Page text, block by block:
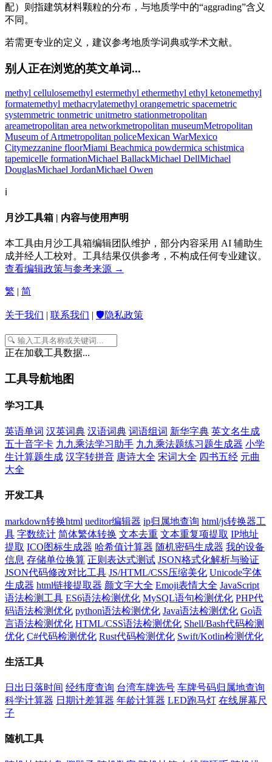
配）则指建筑材料颗粒的分布，与地质学中的“aggrading”含义
不同。
若需更专业的定义，建议参考地质学词典或学术文献。
别人正在浏览的英文单词...
methyl cellulosemethyl estermethyl ethermethyl ethyl ketonemethyl
formatemethyl methacrylatemethyl orangemetric spacemetric
systemmetric tonmetric unitmetro stationmetropolitan
areametropolitan area networkmetropolitan museumMetropolitan
Museum of Artmetropolitan policeMexican WarMexico
Citymezzanine floorMiami Beachmica powdermica schistmica
tapemicelle formationMichael BallackMichael DellMichael
DouglasMichael JordanMichael Owen
ℹ️
月沙工具箱 | 内容与使用声明
本工具由月沙工具箱编辑团队维护，部分内容采用 AI 辅助生
成并经人工校对。工具结果仅供参考，不构成任何专业建议。
查看编辑政策与参考来源 →
繁 | 简
关于我们 | 联系我们 | 🛡️隐私政策
正在加载工具数据...
工具导航地图
学习工具
英语单词 汉英词典 汉语词典 词语组词 新华字典 英文名生成
五十音字卡 九九乘法学习助手 九九乘法题练习题生成器 小学
生计算题生成 汉字转拼音 唐诗大全 宋词大全 四书五经 元曲
大全
开发工具
markdown转换html ueditor编辑器 ip归属地查询 html/js转换器工
具 字数统计 简体繁体转换 文本去重 文本重复项提取 IP地址
提取 ICO图标生成器 哈希值计算器 随机密码生成器 我的设备
信息 存储单位换算 正则表达式测试 JSON格式化解析与验证
JSON代码修改对比工具 JS/HTML/CSS压缩美化 Unicode字体
生成器 html链接提取器 颜文字大全 Emoji表情大全 JavaScript
语法检测工具 ES6语法检测优化 MySQL语句检测优化 PHP代
码语法检测优化 python语法检测优化 Java语法检测优化 Go语
言语法检测优化 HTML/CSS语法检测优化 Shell/Bash代码检测
优化 C#代码检测优化 Rust代码检测优化 Swift/Kotlin检测优化
生活工具
日出日落时间 经纬度查询 台湾车牌选号 车牌号码归属地查询
科学计算器 日期计差算器 年龄计算器 LED跑马灯 在线屏幕尺
子
随机工具